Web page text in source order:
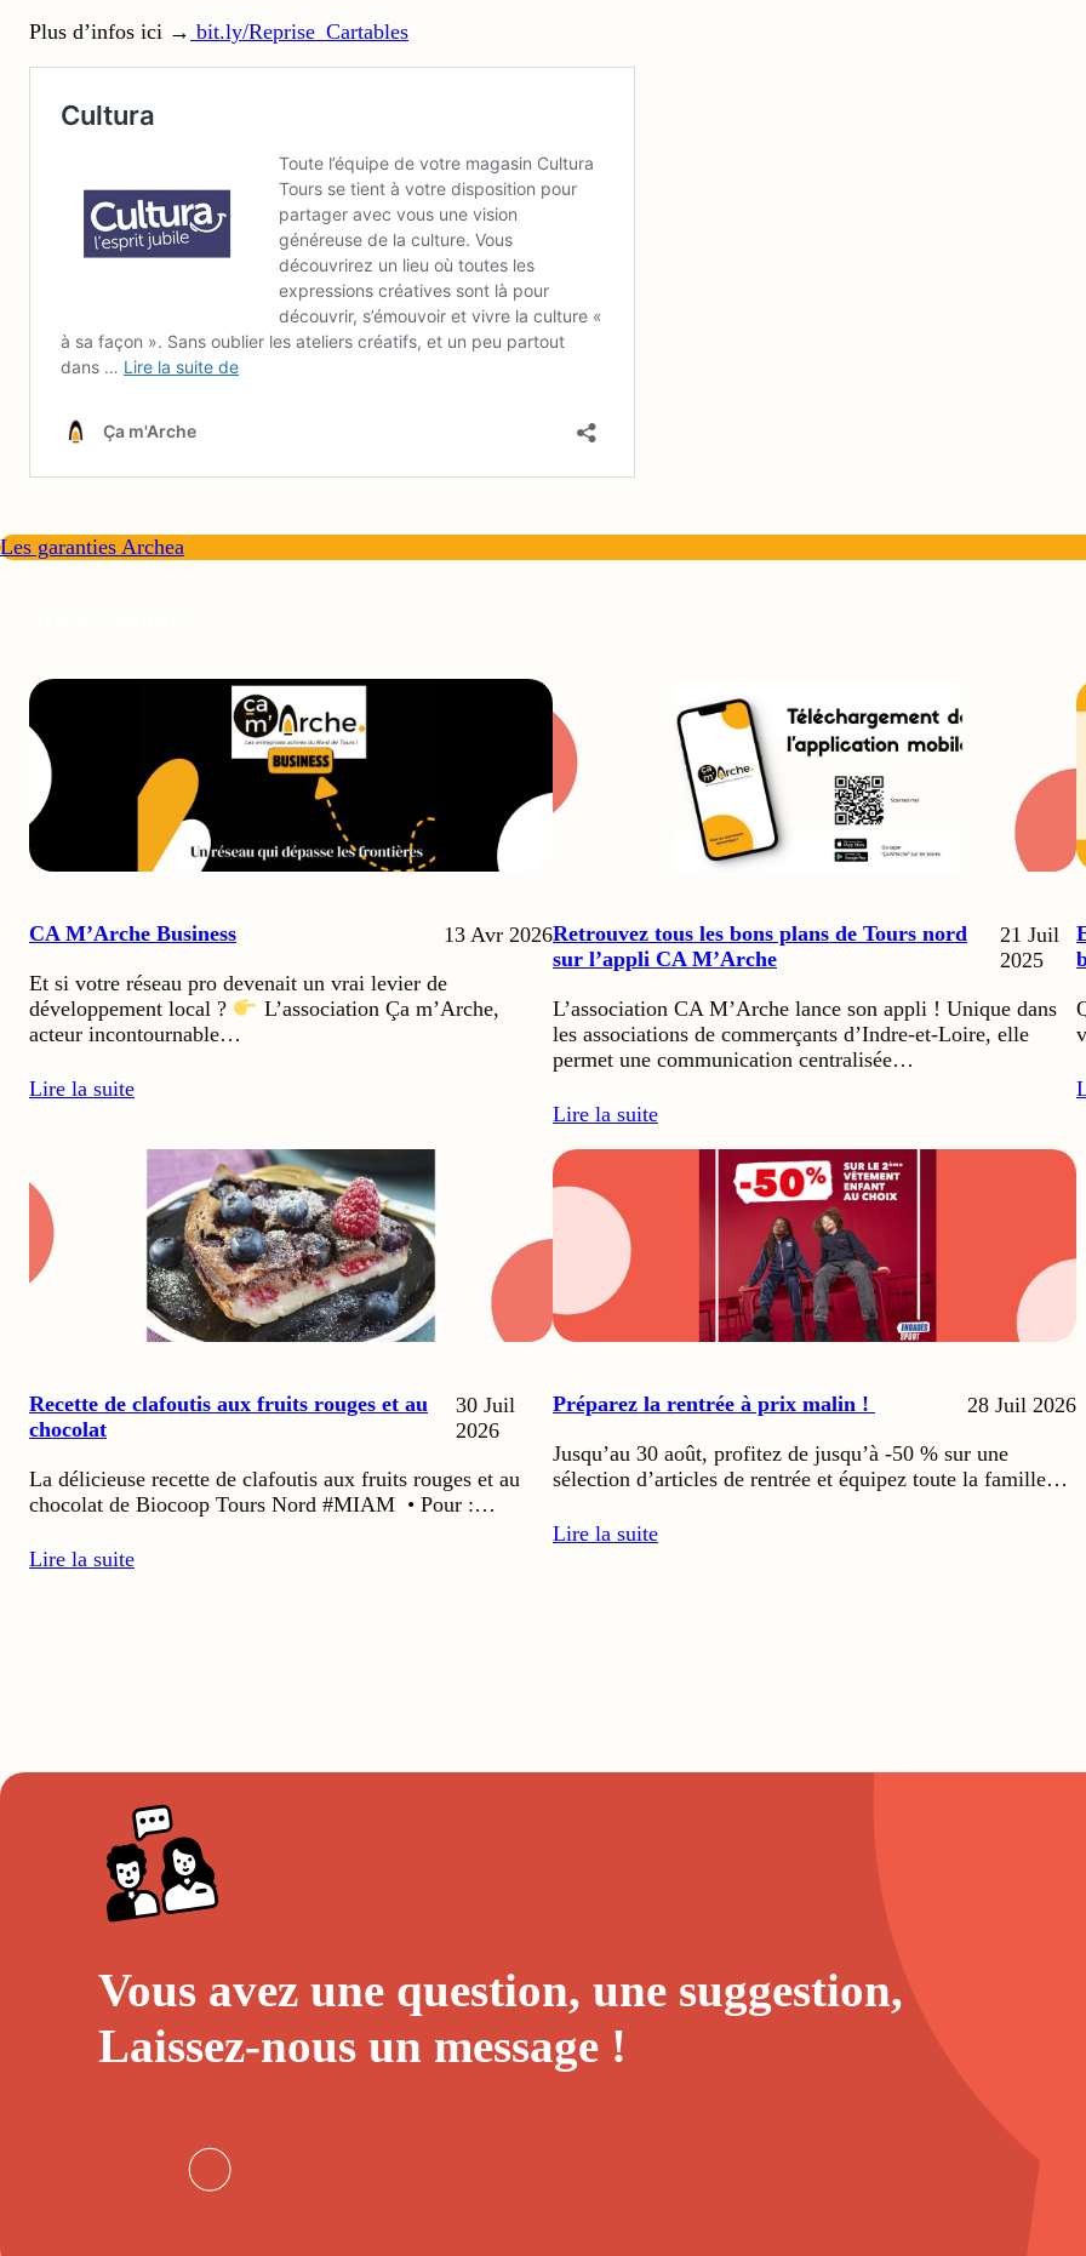
Plus d’infos ici → bit.ly/Reprise_Cartables
Les garanties Archea
CA M’Arche Business
13 Avr 2026
Et si votre réseau pro devenait un vrai levier de
développement local ?
L’association Ça m’Arche,
acteur incontournable…
Lire la suite
Retrouvez tous les bons plans de Tours nord
sur l’appli CA M’Arche
21 Juil
2025
L’association CA M’Arche lance son appli ! Unique dans
les associations de commerçants d’Indre-et-Loire, elle
permet une communication centralisée…
Lire la suite
Recette de clafoutis aux fruits rouges et au
chocolat
30 Juil
2026
La délicieuse recette de clafoutis aux fruits rouges et au
chocolat de Biocoop Tours Nord #MIAM • Pour :…
Lire la suite
Préparez la rentrée à prix malin !
28 Juil 2026
Jusqu’au 30 août, profitez de jusqu’à -50 % sur une
sélection d’articles de rentrée et équipez toute la famille…
Lire la suite
Vous avez une question, une suggestion,
Laissez-nous un message!